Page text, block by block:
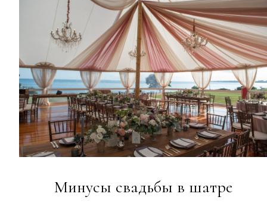
Минусы свадьбы в шатре